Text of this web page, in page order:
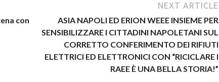
con
NEXT ARTICLE
ASIA NAPOLI ED ERION WEEE INSIEME PER
SENSIBILIZZARE I CITTADINI NAPOLETANI SUL
CORRETTO CONFERIMENTO DEI RIFIUTI
ELETTRICI ED ELETTRONICI CON “RICICLARE I
RAEE È UNA BELLA STORIA!”